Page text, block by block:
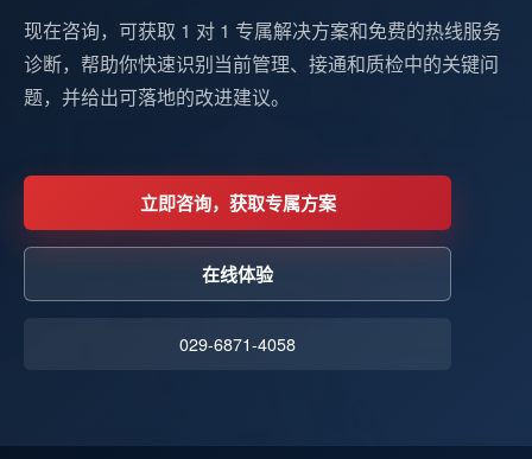
现在咨询，可获取 1 对 1 专属解决方案和免费的热线服务
诊断，帮助你快速识别当前管理、接通和质检中的关键问
题，并给出可落地的改进建议。
立即咨询，获取专属方案
在线体验
029-6871-4058